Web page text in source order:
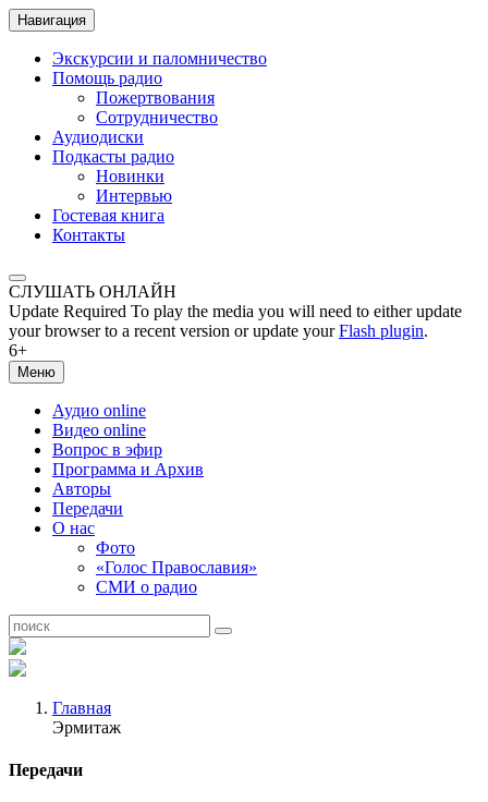
Навигация
Экскурсии и паломничество
Помощь радио
Пожертвования
Сотрудничество
Аудиодиски
Подкасты радио
Новинки
Интервью
Гостевая книга
Контакты
СЛУШАТЬ ОНЛАЙН
Update Required To play the media you will need to either update
your browser to a recent version or update yourFlash plugin.
6+
Меню
Аудио online
Видео online
Вопрос в эфир
Программа и Архив
Авторы
Передачи
О нас
Фото
«Голос Православия»
СМИ о радио
Главная
Эрмитаж
Передачи